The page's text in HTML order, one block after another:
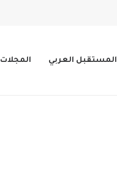
المستقبل العربي المجلات